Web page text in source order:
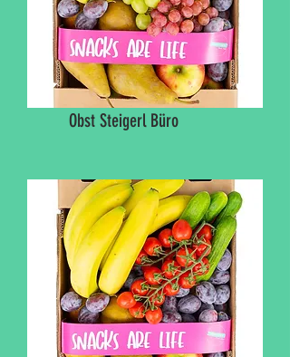
Obst Steigerl Büro